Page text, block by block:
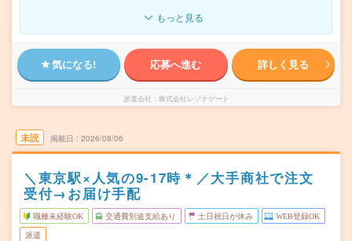
もっと見る
気になる! 応募へ進む 詳しく見る
派遣会社 株式会社レゾナゲート
未読 掲載日 2026/08/06
＼東京駅×人気の9-17時＊／大手商社で注文
受付→お届け手配
職種未経験OK 交通費別途支給あり 土日祝日が休み WEB登録OK
派遣